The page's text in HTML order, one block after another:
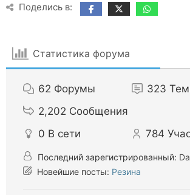
Поделись в:
Статистика форума
62 Форумы 323
2,202 Сообщения
0 В сети 784
Последний зарегистрированный:
Новейшие посты: Резина